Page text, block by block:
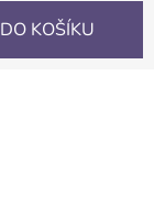
DO KOŠÍKU